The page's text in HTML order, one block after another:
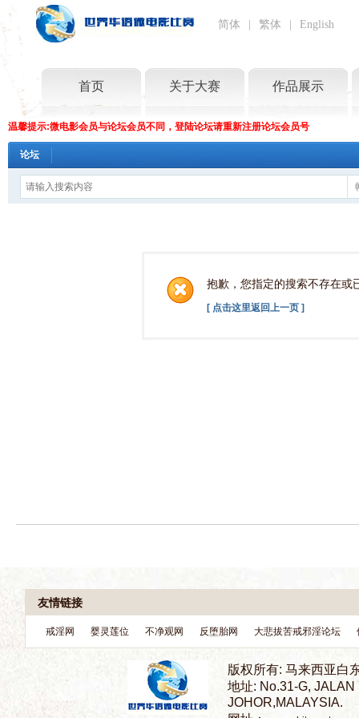
简体 繁体 English
首页 关于大赛 作品展示
温馨提示:微电影会员与论坛会员不同，登陆论坛请重新注册论坛会员号
论坛
抱歉，您指定的搜索不存在或
[ 点击这里返回上一页 ]